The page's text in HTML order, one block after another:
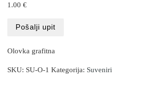
1.00 €
Pošalji upit
Olovka grafitna
SKU: SU-O-1 Kategorija: Suveniri